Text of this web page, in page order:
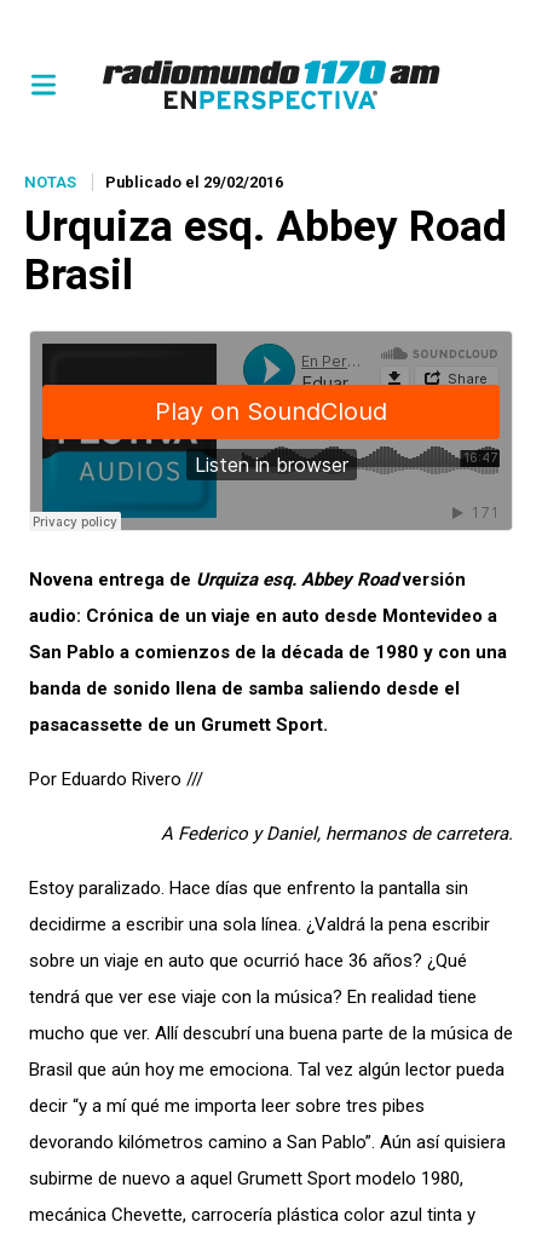
NOTAS Publicado el 29/02/2016
Urquiza esq. Abbey Road
Brasil
Novena entrega de Urquiza esq. Abbey Roadversión
audio: Crónica de un viaje en auto desde Montevideo a
San Pablo a comienzos de la década de 1980 y con una
banda de sonido llena de samba saliendo desde el
pasacassette de un Grumett Sport.
Por Eduardo Rivero ///
A Federico y Daniel, hermanos de carretera.
Estoy paralizado. Hace días que enfrento la pantalla sin
decidirme a escribir una sola línea. ¿Valdrá la pena escribir
sobre un viaje en auto que ocurrió hace 36 años? ¿Qué
tendrá que ver ese viaje con la música? En realidad tiene
mucho que ver. Allí descubrí una buena parte de la música de
Brasil que aún hoy me emociona. Tal vez algún lector pueda
decir “y a mí qué me importa leer sobre tres pibes
devorando kilómetros camino a San Pablo”. Aún así quisiera
subirme de nuevo a aquel Grumett Sport modelo 1980,
mecánica Chevette, carrocería plástica color azul tinta y